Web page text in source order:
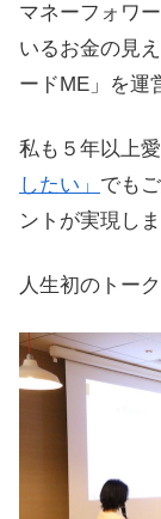
マネーフォワ
いるお金の見
ードME」を運
私も５年以上
したい」 でも
ントが実現しま
人生初のトー